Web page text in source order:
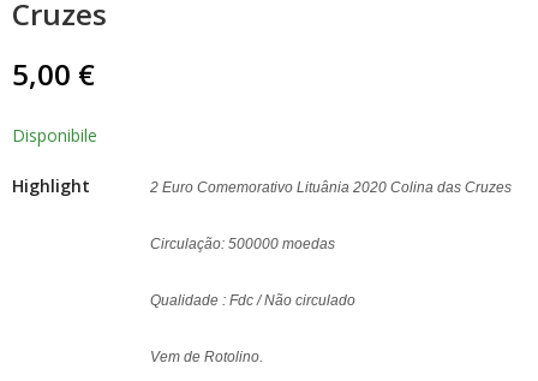
Cruzes
5,00 €
Disponibile
Highlight 2 Euro Comemorativo Lituânia 2020 Colina das Cruzes
Circulação: 500000 moedas
Qualidade : Fdc / Não circulado
Vem de Rotolino.